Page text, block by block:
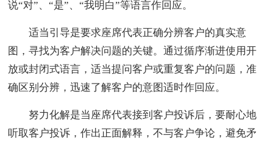
说“对”、“是”、“我明白”等语言作回应。
适当引导是要求座席代表正确分辨客户的真实意
图，寻找为客户解决问题的关键。通过循序渐进使用开
放或封闭式语言，适当提问客户或重复客户的问题，准
确区别分辨，迅速了解客户的意图适时作回应。
努力化解是当座席代表接到客户投诉后，要耐心地
听取客户投诉，作出正面解释，不与客户争论，避免矛